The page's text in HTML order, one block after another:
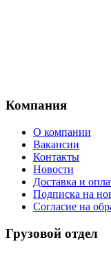
Компания
О компании
Вакансии
Контакты
Новости
Доставка и
Подписка на
Согласие на
Грузовой отдел